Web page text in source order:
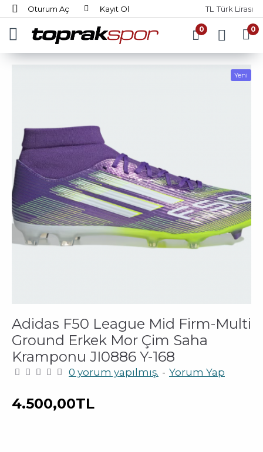
Oturum Aç Kayıt Ol TL Türk Lirası
0 0
Yeni
Adidas F50 League Mid Firm-Multi
Ground Erkek Mor Çim Saha
Kramponu JI0886 Y-168
0 yorum yapılmış. - Yorum Yap
4.500,00TL